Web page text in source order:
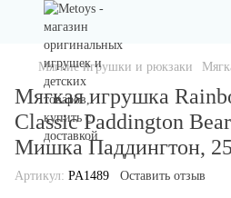
Мягкие игрушки и рюкзаки
Мягкая игрушка
Classic Paddington
Мишка Паддингтон,
Артикул: PA1489 Оставить отзыв